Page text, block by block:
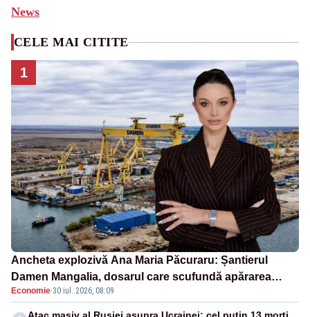
News
CELE MAI CITITE
1
Ancheta explozivă Ana Maria Păcuraru: Șantierul
Damen Mangalia, dosarul care scufundă apărarea
României
Economie·30 iul. 2026, 08:09
Atac masiv al Rusiei asupra Ucrainei: cel puțin 13 morți,